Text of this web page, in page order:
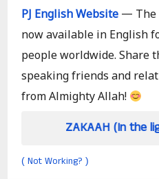
PJ English Website — The
now available in English
people worldwide. Share
speaking friends and
from Almighty Allah!
ZAKAAH (In the light of Qur
( Not Working? )